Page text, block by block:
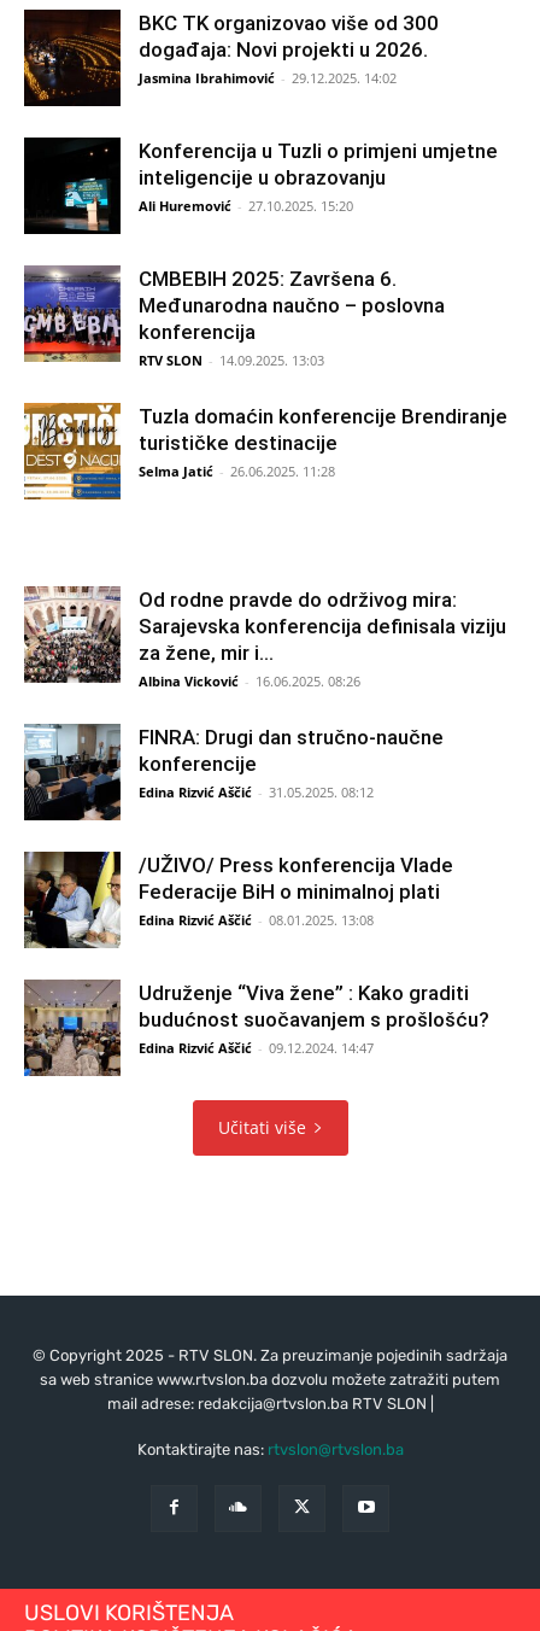
BKC TK organizovao više od 300
događaja: Novi projekti u 2026.
Jasmina Ibrahimović - 29.12.2025. 14:02
Konferencija u Tuzli o primjeni umjetne
inteligencije u obrazovanju
Ali Huremović - 27.10.2025. 15:20
CMBEBIH 2025: Završena 6.
Međunarodna naučno – poslovna
konferencija
RTV SLON - 14.09.2025. 13:03
Tuzla domaćin konferencije Brendiranje
turističke destinacije
Selma Jatić - 26.06.2025. 11:28
Od rodne pravde do održivog mira:
Sarajevska konferencija definisala viziju
za žene, mir i...
Albina Vicković - 16.06.2025. 08:26
FINRA: Drugi dan stručno-naučne
konferencije
Edina Rizvić Aščić - 31.05.2025. 08:12
/UŽIVO/ Press konferencija Vlade
Federacije BiH o minimalnoj plati
Edina Rizvić Aščić - 08.01.2025. 13:08
Udruženje “Viva žene” : Kako graditi
budućnost suočavanjem s prošlošću?
Edina Rizvić Aščić - 09.12.2024. 14:47
Učitati više
© Copyright 2025 - RTV SLON. Za preuzimanje pojedinih sadržaja
sa web stranice www.rtvslon.ba dozvolu možete zatražiti putem
mail adrese: redakcija@rtvslon.baRTV SLON |
Kontaktirajte nas: rtvslon@rtvslon.ba
USLOVI KORIŠTENJA